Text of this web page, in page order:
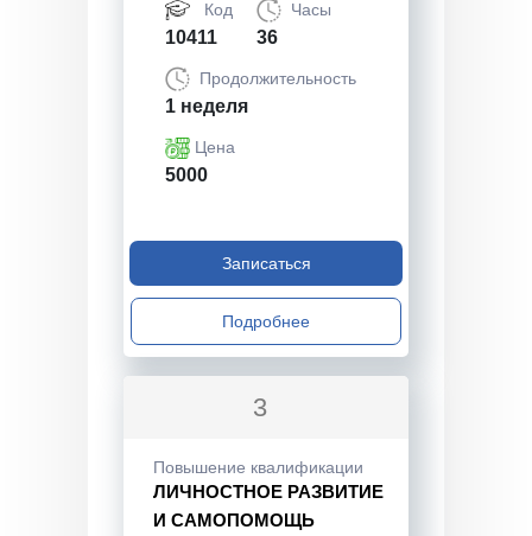
Код
10411
Часы
36
Продолжительность
1 неделя
Цена
5000
Записаться
Подробнее
3
Повышение квалификации
ЛИЧНОСТНОЕ РАЗВИТИЕ
И САМОПОМОЩЬ